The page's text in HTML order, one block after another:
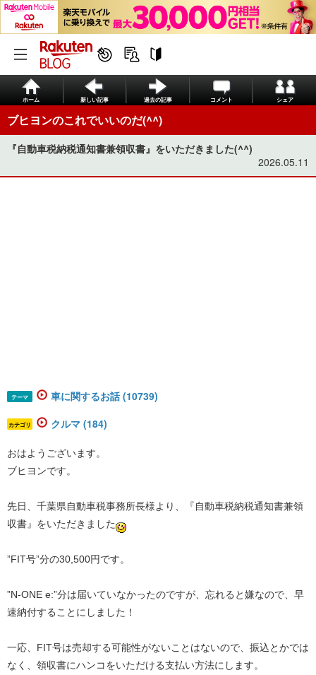
ホーム 新しい記事 過去の記事 コメント シェア
ブヒヨンのこれでいいのだ(^^)
『自動車税納税通知書兼領収書』をいただきました(^^)
2026.05.11
テーマ 車に関するお話 (10739)
カテゴリ クルマ (184)
おはようございます。
ブヒヨンです。
先日、千葉県自動車税事務所長様より、『自動車税納税通知書兼領
収書』をいただきました
”FIT号”分の30,500円です。
”N-ONE e:”分は届いていなかったのですが、忘れると嫌なので、早
速納付することにしました！
一応、FIT号は売却する可能性がないことはないので、振込とかでは
なく、領収書にハンコをいただける支払い方法にします。